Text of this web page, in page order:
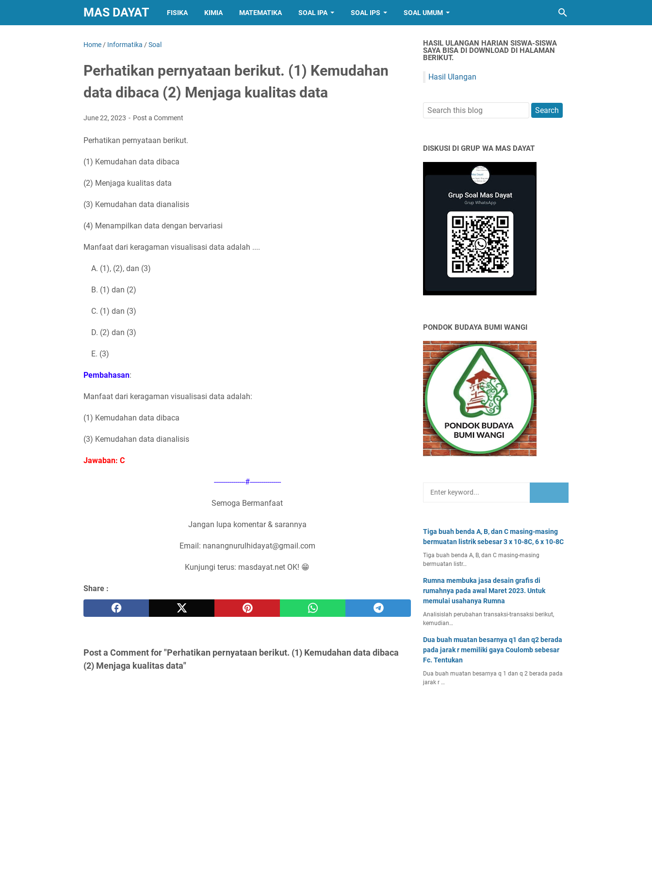
MAS DAYAT FISIKA KIMIA MATEMATIKA SOAL IPA SOAL IPS SOAL UMUM
Home / Informatika /Soal
Perhatikan pernyataan berikut. (1) Kemudahan
data dibaca (2) Menjaga kualitas data
June 22, 2023 Post a Comment
Perhatikan pernyataan berikut.
(1) Kemudahan data dibaca
(2) Menjaga kualitas data
(3) Kemudahan data dianalisis
(4) Menampilkan data dengan bervariasi
Manfaat dari keragaman visualisasi data adalah ....
A. (1), (2), dan (3)
B. (1) dan (2)
C. (1) dan (3)
D. (2) dan (3)
E. (3)
Pembahasan:
Manfaat dari keragaman visualisasi data adalah:
(1) Kemudahan data dibaca
(3) Kemudahan data dianalisis
Jawaban: C
----------------#----------------
Semoga Bermanfaat
Jangan lupa komentar & sarannya
Email: nanangnurulhidayat@gmail.com
Kunjungi terus: masdayat.net OK! 😁
Share :
Post a Comment for "Perhatikan pernyataan berikut. (1) Kemudahan data dibaca
(2) Menjaga kualitas data"
HASIL ULANGAN HARIAN SISWA-SISWA
SAYA BISA DI DOWNLOAD DI HALAMAN
BERIKUT.
Hasil Ulangan
DISKUSI DI GRUP WA MAS DAYAT
PONDOK BUDAYA BUMI WANGI
Tiga buah benda A, B, dan C masing-masing
bermuatan listrik sebesar 3 x 10-8C, 6 x 10-8C
Tiga buah benda A, B, dan C masing-masing
bermuatan listr…
Rumna membuka jasa desain grafis di
rumahnya pada awal Maret 2023. Untuk
memulai usahanya Rumna
Analisislah perubahan transaksi-transaksi berikut,
kemudian…
Dua buah muatan besarnya q1 dan q2 berada
pada jarak r memiliki gaya Coulomb sebesar
Fc. Tentukan
Dua buah muatan besarnya q 1 dan q 2 berada pada
jarak r …